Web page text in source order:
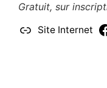
Gratuit, sur
Site Internet